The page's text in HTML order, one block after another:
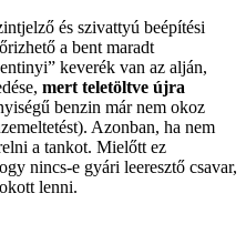
és szivattyú beépítési
a bent maradt
keverék van az alján,
mert teletöltve újra
benzin már nem okoz
Azonban, ha nem
a tankot. Mielőtt ez
nincs-e gyári leeresztő csavar,
lenni.